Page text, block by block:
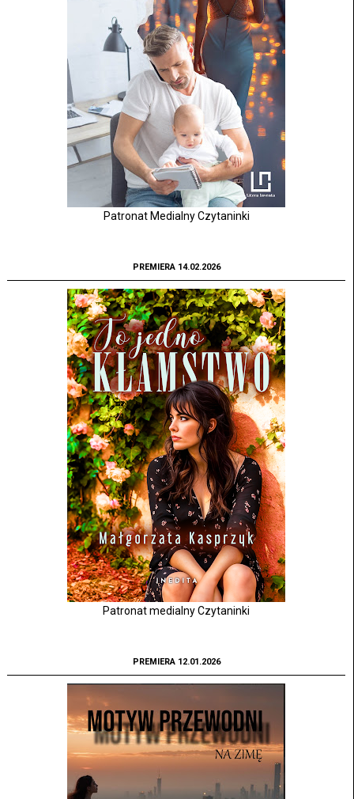
Patronat Medialny Czytaninki
PREMIERA 14.02.2026
Patronat medialny Czytaninki
PREMIERA 12.01.2026